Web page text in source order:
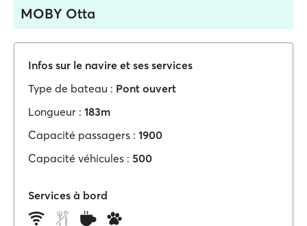
MOBY Otta
Infos sur le navire et ses services
Type de bateau : Pont ouvert
Longueur : 183m
Capacité passagers : 1900
Capacité véhicules : 500
Services à bord